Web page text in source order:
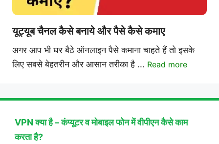
यूट्यूब चैनल कैसे बनाये और पैसे कैसे कमाए
अगर आप भी घर बैठे ऑनलाइन पैसे कमाना चाहते हैं तो इसके
लिए सबसे बेहतरीन और आसान तरीका है … Read more
VPN क्या है – कंप्यूटर व मोबाइल फोन में वीपीएन कैसे काम
करता है?